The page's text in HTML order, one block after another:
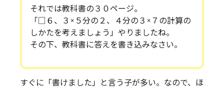
それでは教科書の３０ページ。
「□６、３×５分の２、４分の３×７の計算の
しかたを考えましょう」やりましたね。
その下、教科書に答えを書き込みなさい。
すぐに「書けました」と言う子が多い。なので、ほ